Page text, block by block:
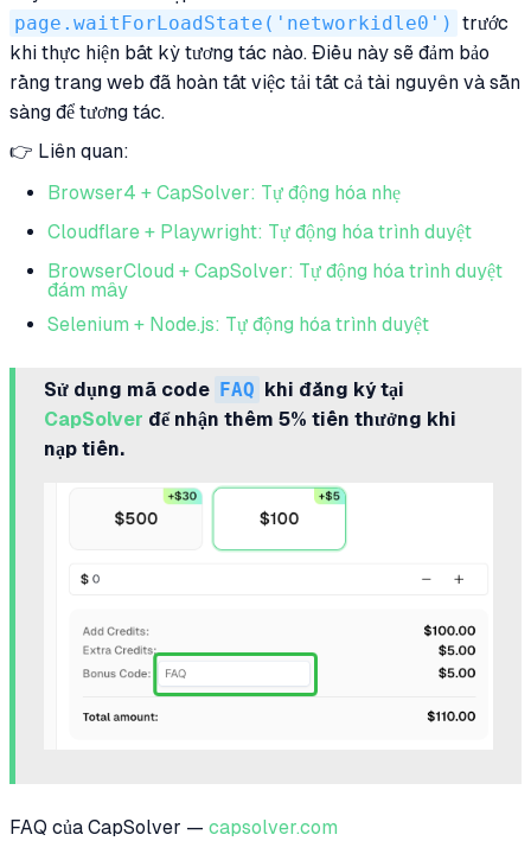
page.waitForLoadState('networkidle0') trước
khi thực hiện bất kỳ tương tác nào. Điều này sẽ đảm bảo
rằng trang web đã hoàn tất việc tải tất cả tài nguyên và sẵn
sàng để tương tác.
👉 Liên quan:
Browser4 + CapSolver: Tự động hóa nhẹ
Cloudflare + Playwright: Tự động hóa trình duyệt
BrowserCloud + CapSolver: Tự động hóa trình duyệt
đám mây
Selenium + Node.js: Tự động hóa trình duyệt
Sử dụng mã code FAQ khi đăng ký tại
CapSolver để nhận thêm 5% tiền thưởng khi
nạp tiền.
FAQ của CapSolver — capsolver.com